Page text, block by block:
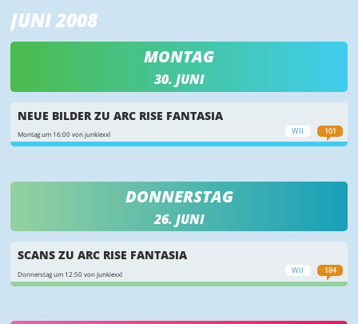
JUNI 2008
MONTAG
30. JUNI
WII 101
NEUE BILDER ZU ARC RISE FANTASIA
Montag um 16:00 von junkiexxl
DONNERSTAG
26. JUNI
WII 184
SCANS ZU ARC RISE FANTASIA
Donnerstag um 12:50 von junkiexxl